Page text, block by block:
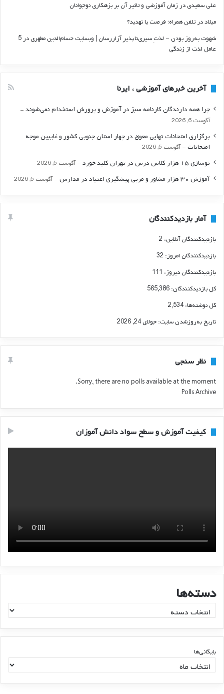
علی سعیدیدر زمان آموزشی و تاثیر آن بر بزهکاری نوجوانان
میلاددرتلفن همراه؛ فرصت يا تهديد؟
شهوت به‌روز بودن - لذتِ سیری‌ناپذیرِ آزاررسان | وبسایت حسام‌الدین مطهریدر5
عامل لذت از زندگی
آخرین خبرهای آموزشی ، ایرنا
چرا همه دارندگان کارنامه سبز در آموزش و پرورش استخدام نمی‌شوند
آگوست 6, 2026
برگزاری امتحانات نهایی معوق در چهار استان جنوبی کشور و غایبین موجه
امتحانات
آگوست 5, 2026
نوسازی ۱۵ هزار کلاس درس در تهران کلید خورد آگوست 5, 2026
آموزش ۳۰ هزار مشاور و مربی پیشگیری اعتیاد در مدارس آگوست 5, 2026
آمار بازدیدکنندگان
بازدیدکنندگان آنلاین: 2
بازدیدکنندگان امروز: 32
بازدیدکنندگان دیروز: 111
کل بازدیدکنند‌گان: 565,386
کل نوشته‌ها: 2,534
تاریخ به‌روزشدن سایت: جولای 24, 2026
نظر سنجی
Sorry, there are no polls available at the moment.
Polls Archive
کیفیت آموزش و سطح سواد دانش آموزان
دسته‌ها
س
ت
ه‌
ه
ا
بایگانی‌ها